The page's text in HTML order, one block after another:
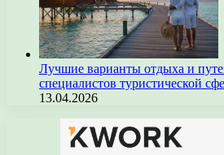
Лучшие варианты отдыха и
специалистов туристической
13.04.2026